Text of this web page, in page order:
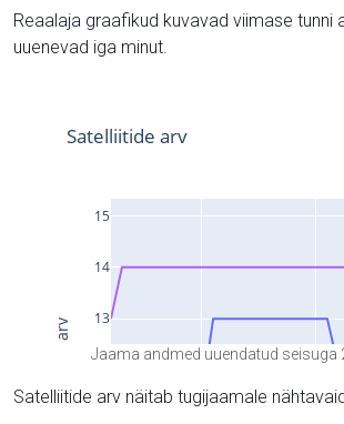
Reaalaja graafikud kuvavad viimase tunni
uuenevad iga minut.
Jaama andmed uuendatud seisuga
Satelliitide arv näitab tugijaamale